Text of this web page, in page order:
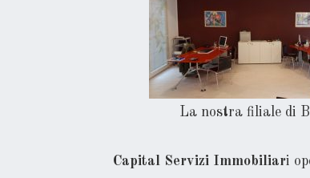
La nostra filiale di
Capital Servizi Immobiliari